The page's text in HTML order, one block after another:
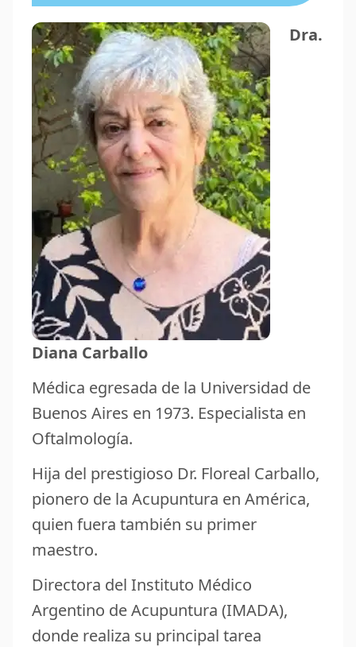
Dra.
Diana Carballo
Médica egresada de la Universidad de
Buenos Aires en 1973. Especialista en
Oftalmología.
Hija del prestigioso Dr. Floreal Carballo,
pionero de la Acupuntura en América,
quien fuera también su primer
maestro.
Directora del Instituto Médico
Argentino de Acupuntura (IMADA),
donde realiza su principal tarea